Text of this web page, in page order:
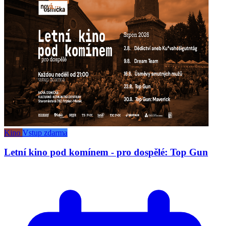
Kino Vstup zdarma
Letní kino pod komínem - pro dospělé: Top Gun